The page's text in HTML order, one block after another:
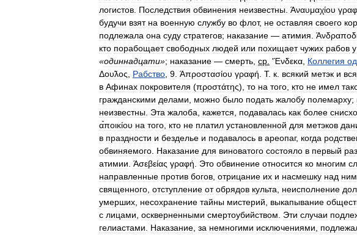
логистов Последствия обвинения неизвестны Άναυμαχίου
будучи взят на военную службу во флот, не оставляя своего
подлежала она суду стратегов; наказание — атимия
кто порабощает свободных людей или похищает чужих рабов у
«одиннадцати»; наказание — смерть ср 'Ένδεκα Коллегия
Δου̃λος Рабство 9 Άπροστασίου γραφή Τ. к всякий метэк и
в Афинах покровителя (προστάτης), то на того кто не имел
гражданскими делами можно было подать жалобу полемарху;
неизвестны Эта жалоба кажется подавалась как более
α̉ποικίου на того кто не платил установленной для метэков
в праздности и безделье и подавалось в ареопаг, когда
обвиняемого Наказание для виноватого состояло в первый раз
атимии Άσεβείας γραφή Это обвинение относится ко многим
направленные против богов отрицание их и насмешку над
священного отступление от обрядов культа неисполнение
умерших несохранение тайны мистерий выкапывание
с лицами оскверненными смертоубийством Эти случаи
гелиастами
Наказание за немногими исключениями